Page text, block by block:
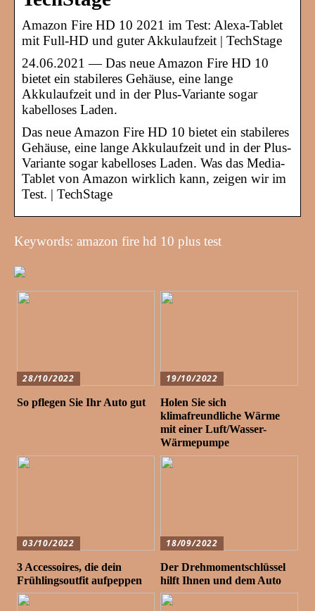
Amazon Fire HD 10 2021 im Test: Alexa-Tablet
mit Full-HD und guter Akkulaufzeit | TechStage
24.06.2021 — Das neue Amazon Fire HD 10
bietet ein stabileres Gehäuse, eine lange
Akkulaufzeit und in der Plus-Variante sogar
kabelloses Laden.
Das neue Amazon Fire HD 10 bietet ein stabileres
Gehäuse, eine lange Akkulaufzeit und in der Plus-
Variante sogar kabelloses Laden. Was das Media-
Tablet von Amazon wirklich kann, zeigen wir im
Test. | TechStage
Keywords: amazon fire hd 10 plus test
28/10/2022
So pflegen Sie Ihr Auto gut
19/10/2022
Holen Sie sich
klimafreundliche Wärme
mit einer Luft/Wasser-
Wärmepumpe
03/10/2022
3 Accessoires, die dein
Frühlingsoutfit aufpeppen
18/09/2022
Der Drehmomentschlüssel
hilft Ihnen und dem Auto